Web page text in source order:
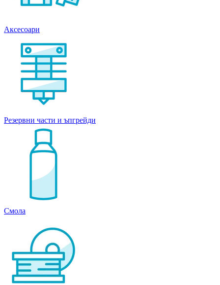
Аксесоари
Резервни части и ъпгрейди
Смола